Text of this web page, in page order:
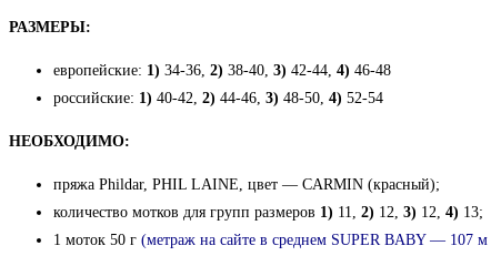
РАЗМЕРЫ:
европейские: 1) 34-36, 2) 38-40, 3) 42-44, 4) 46-48
российские: 1) 40-42, 2) 44-46, 3) 48-50, 4) 52-54
НЕОБХОДИМО:
пряжа Phildar, PHIL LAINE, цвет — CARMIN (красный);
количество мотков для групп размеров 1) 11, 2) 12, 3) 12, 4) 13;
1 моток 50 г (метраж на сайте в среднем SUPER BABY — 107